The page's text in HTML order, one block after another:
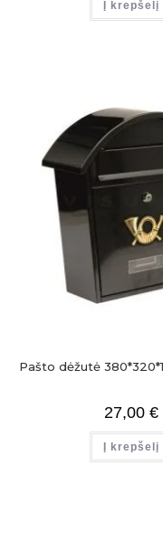
Į krepšelį
Pašto dėžutė
27,00 €
Į krepšelį